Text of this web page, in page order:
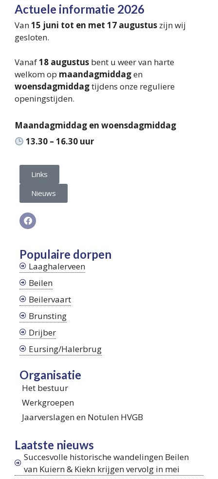
Actuele informatie 2026
Van15 juni tot en met 17 augustus zijn wij
gesloten.
Vanaf18 augustus bent u weer van harte
welkom op maandagmiddagen
woensdagmiddagtijdens onze reguliere
openingstijden.
Maandagmiddag en woensdagmiddag
13.30 – 16.30 uur
Links
Nieuws
Populaire dorpen
Laaghalerveen
Beilen
Beilervaart
Brunsting
Drijber
Eursing/Halerbrug
Organisatie
Het bestuur
Werkgroepen
Jaarverslagen en Notulen HVGB
Laatste nieuws
Succesvolle historische wandelingen Beilen
van Kuiern & Kiekn krijgen vervolg in mei